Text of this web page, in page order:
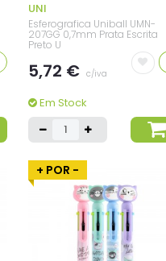
UNI
Esferografica Uniball UMN-
207GG 0,7mm Prata Escrita
Preto U
5,72 € c/iva
Em Stock
+ POR -